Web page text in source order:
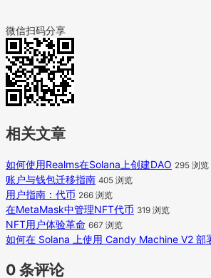
微信扫码分享
相关文章
如何使用Realms在Solana上创建DAO 295 浏览
账户与钱包迁移指南 405 浏览
用户指南：代币 266 浏览
在MetaMask中管理NFT代币 319 浏览
NFT用户体验革命 667 浏览
如何在 Solana 上使用 Candy Machine V2 部
0 条评论